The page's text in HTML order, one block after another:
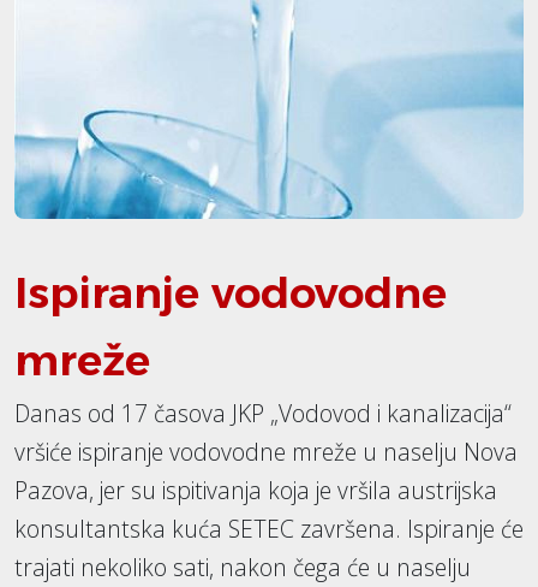
Ispiranje vodovodne
mreže
Danas od 17 časova JKP „Vodovod i kanalizacija“
vršiće ispiranje vodovodne mreže u naselju Nova
Pazova, jer su ispitivanja koja je vršila austrijska
konsultantska kuća SETEC završena. Ispiranje će
trajati nekoliko sati, nakon čega će u naselju